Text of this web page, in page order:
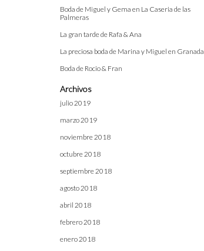
Boda de Miguel y Gema en La Caseria de las
Palmeras
La gran tarde de Rafa & Ana
La preciosa boda de Marina y Miguel en Granada
Boda de Rocio & Fran
Archivos
julio 2019
marzo 2019
noviembre 2018
octubre 2018
septiembre 2018
agosto 2018
abril 2018
febrero 2018
enero 2018